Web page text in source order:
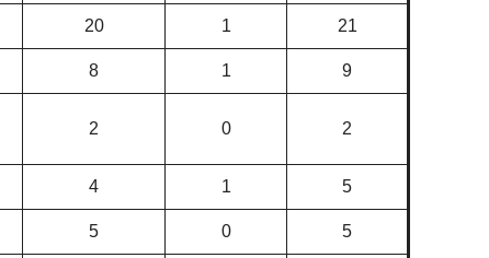
20 1 21
8 1 9
2 0 2
4 1 5
5 0 5